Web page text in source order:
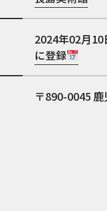
2024年02月
に登録
890-0045